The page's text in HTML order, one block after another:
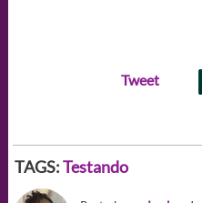
Tweet
TAGS:Testando